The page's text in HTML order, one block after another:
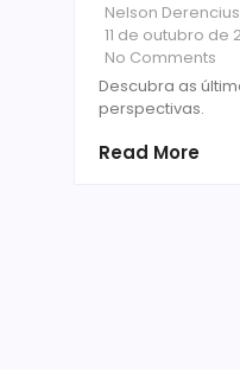
Nelson Derencius
11 de outubro de
No Comments
Descubra as
perspectivas.
Read More